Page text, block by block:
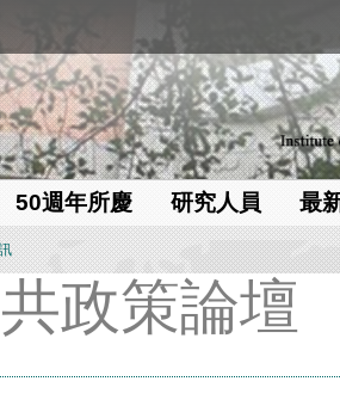
50週年所慶 研究人員 最
政策論壇